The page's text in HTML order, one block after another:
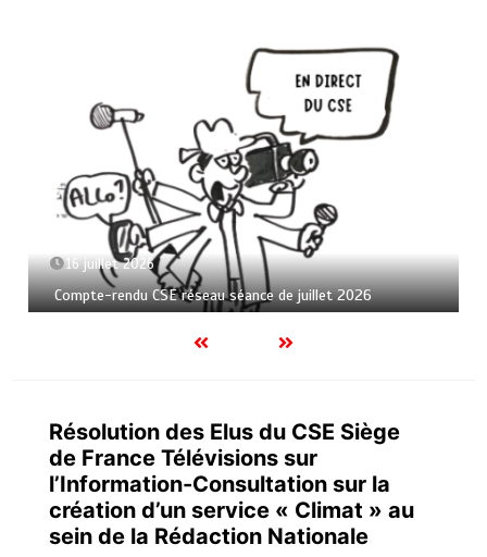
16 juillet 2026
Compte-rendu CSE réseau séance de juillet 2026
Résolution des Elus du CSE Siège
de France Télévisions sur
l’Information-Consultation sur la
création d’un service « Climat » au
sein de la Rédaction Nationale